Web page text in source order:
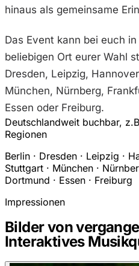
hinaus als gemeinsame
Das Event kann bei euch
beliebigen Ort eurer Wahl
Dresden, Leipzig,
München, Nürnberg,
Essen oder Freiburg.
Deutschlandweit buchbar,
Regionen
Berlin · Dresden · Leipzig ·
Stuttgart · München ·
Dortmund · Essen · Freiburg
Impressionen
Bilder von
Interaktives